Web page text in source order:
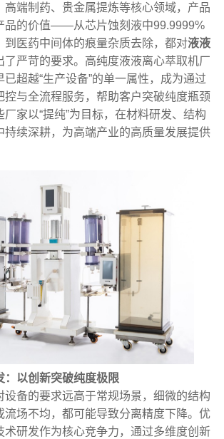
高端制药、贵金属提炼等核心领域，产品
品的价值——从芯片蚀刻液中99.9999%
到医药中间体的痕量杂质去除，都对液液
了严苛的要求。高纯度液液离心萃取机厂
超越“生产设备”的单一属性，成为通过
控与全流程服务，帮助客户突破纯度瓶颈
家以“提纯”为目标，在材料研发、结构
持续深耕，为高端产业的高质量发展提供
：以创新突破纯度极限
设备的要求远高于常规场景，细微的结构
流场不均，都可能导致分离精度下降。优
术研发作为核心竞争力，通过多维度创新